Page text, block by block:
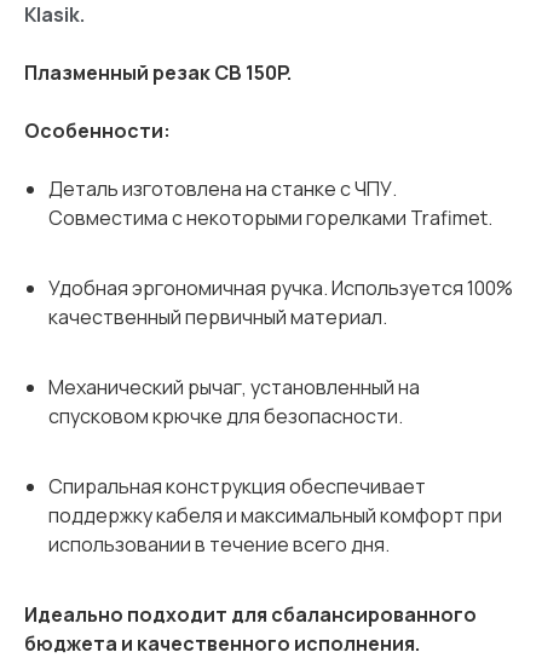
Klasik.
Плазменный резак CB 150P.
Особенности:
Деталь изготовлена ​​на станке с ЧПУ.
Совместима с некоторыми горелками Trafimet.
Удобная эргономичная ручка. Используется 100%
качественный первичный материал.
Механический рычаг, установленный на
спусковом крючке для безопасности.
Спиральная конструкция обеспечивает
поддержку кабеля и максимальный комфорт при
использовании в течение всего дня.
Идеально подходит для сбалансированного
бюджета и качественного исполнения.